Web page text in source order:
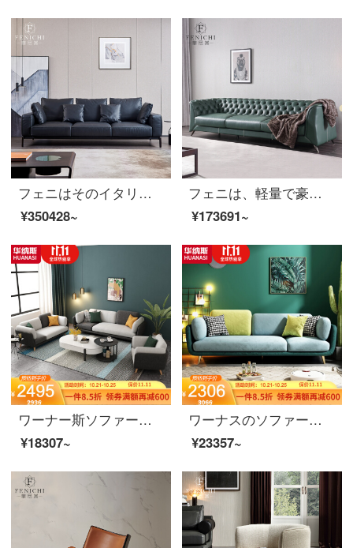
フェニはそのイタリア式が極めて簡単で、全本革のソファーのハイエンドの客間で、3人の頭の階の牛皮がまっすぐに並ぶソファーのデザイナーの家具のソファーの意味式はきわめて簡単です。
¥350428~
フェニは、軽量で豪華なレザーソファの頭層の牛皮の緑の3人の近代的な高級客間家具を注文したイタリアの頭層牛革【ソファ】の意味は、非常にシンプルです。
¥173691~
ワーナー斯ソファー北欧布芸ソファーセット小型ソファーリビング家具静謐灰（綿麻）ダブル手すり2人乗り
¥18307~
ワーナスのソファーの小型ソファーの後、現代の小型ソファーの綿毛の布芸ソファーセット【緑】の三人です。
¥23357~